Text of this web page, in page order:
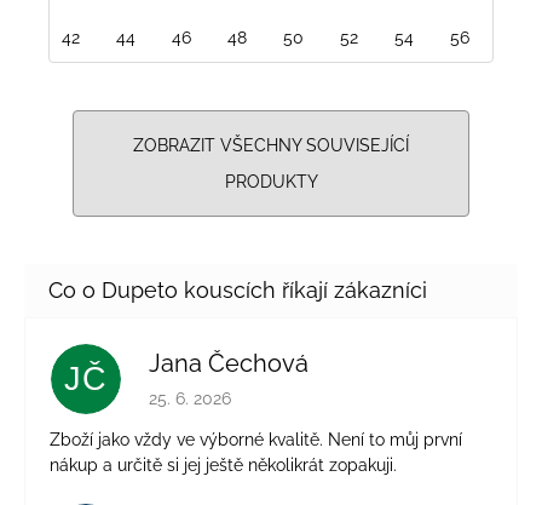
42 44 46 48 50 52 54 56
ZOBRAZIT VŠECHNY SOUVISEJÍCÍ
PRODUKTY
JČ Jana Čechová
Hodnocení obchodu je 5 z 5 hvězdiček.
25. 6. 2026
Zboží jako vždy ve výborné kvalitě. Není to můj první
nákup a určitě si jej ještě několikrát zopakuji.